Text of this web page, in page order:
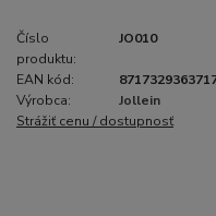
Číslo
produktu:
JO010
EAN kód:
Výrobca:
Jollein
Strážiť cenu / dostupnosť